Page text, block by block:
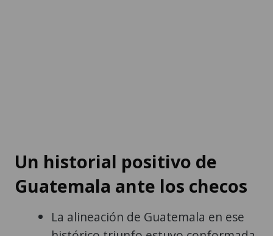
Un historial positivo de
Guatemala ante los checos
La alineación de Guatemala en ese